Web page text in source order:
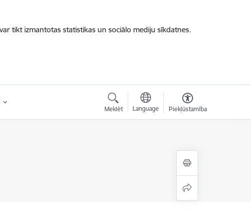
tikt izmantotas statistikas un sociālo mediju sīkdatnes.
Meklēt Language Piekļūstamība